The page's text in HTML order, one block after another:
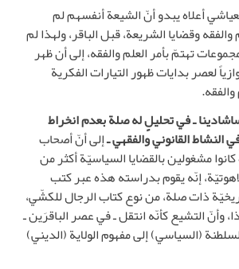
أعلاه يبدو أنّ الشيعة أنفسهم لم
وقضايا الشريعة، قبل الباقر، ولهذا لم
تهتمّ بأمر العلم والفقه، إلى أن ظهر
لعصر بدايات ظهور التيارات الفكرية
ـ في تحليلٍ له صلة بعدم انخراط
النشاط القانوني والفقهي ـإلى أنّ أصحاب
مشغولين بالقضايا السياسيّة أكثر من
إنّه يقوم بدراسته هذه عبر كتب
ذات صلة، من نوع كتاب الرجال للكشّي،
وأنّ التشيع كأنّه انتقل ـ في عصر الباقرَين ـ
(السياسي) إلى مفهوم الولاية (الديني)